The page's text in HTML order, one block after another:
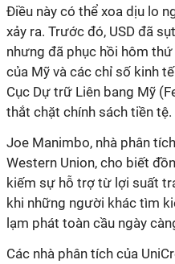
Điều này có thể xoa dịu lo
xảy ra. Trước đó, USD đã
nhưng đã phục hồi hôm
của Mỹ và các chỉ số kinh
Cục Dự trữ Liên bang Mỹ
thắt chặt chính sách tiền tệ.
Joe Manimbo, nhà phân
Western Union, cho biết
kiếm sự hỗ trợ từ lợi suất
khi những người khác tìm
lạm phát toàn cầu ngày
Các nhà phân tích của